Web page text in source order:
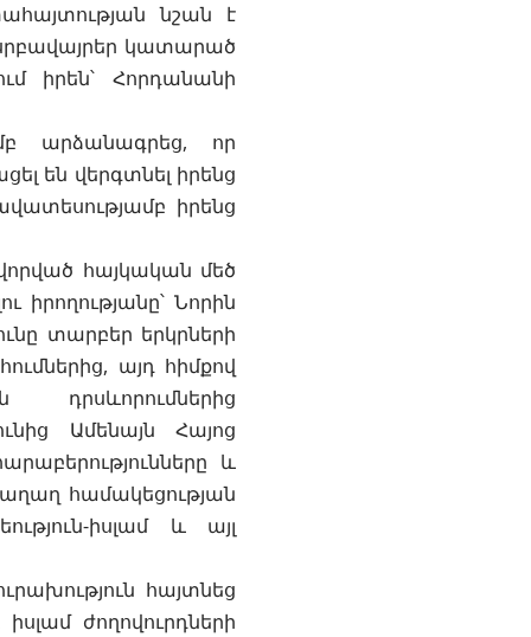
նշան է
կատարած
իրեն՝ Հորդանանի
արձանագրեց, որ
են վերգտնել իրենց
իրենց
հայկական մեծ
իրողությանը՝ Նորին
տարբեր երկրների
այդ հիմքով
դրսևորումներից
Ամենայն Հայոց
և
համակեցության
իսլամ և այլ
հայտնեց
ժողովուրդների